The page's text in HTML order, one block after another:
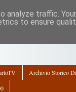
Archivio Storico
traffic.
to ensure